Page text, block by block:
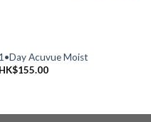
1•Day Acuvue Moist
HK$155.00